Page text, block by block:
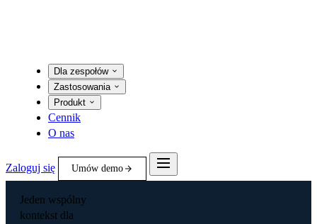
Dla zespołów
Zastosowania
Produkt
Cennik
O nas
Zaloguj się Umów demo
Jeden wspólny
kontekst dla